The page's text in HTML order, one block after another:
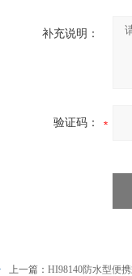
补充说明：
验证码：
上一篇： HI98140防水型便